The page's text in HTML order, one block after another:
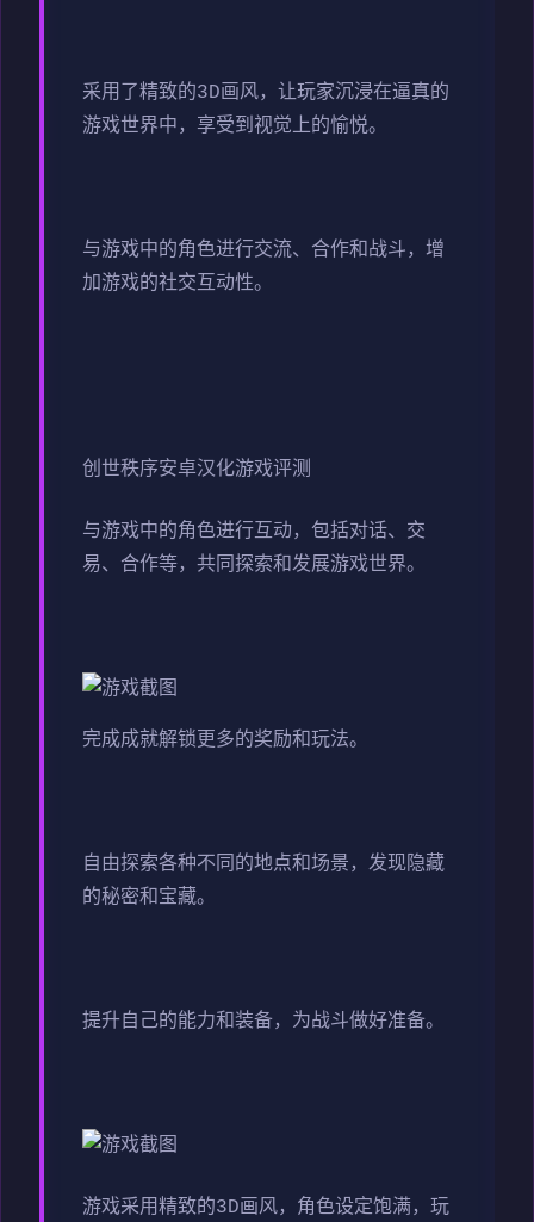
采用了精致的3D画风，让玩家沉浸在逼真的
游戏世界中，享受到视觉上的愉悦。
与游戏中的角色进行交流、合作和战斗，增
加游戏的社交互动性。
创世秩序安卓汉化游戏评测
与游戏中的角色进行互动，包括对话、交
易、合作等，共同探索和发展游戏世界。
完成成就解锁更多的奖励和玩法。
自由探索各种不同的地点和场景，发现隐藏
的秘密和宝藏。
提升自己的能力和装备，为战斗做好准备。
游戏采用精致的3D画风，角色设定饱满，玩